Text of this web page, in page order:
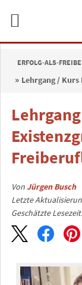
ERFOLG-ALS-
Lehrgang /
VonJürgen Busch
Letzte
Geschätzte